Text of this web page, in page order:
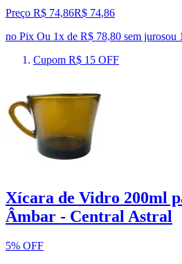
Preço R$ 74,86R$ 74,86
no Pix Ou 1x de R$ 78,80 sem jurosou 1
Cupom R$ 15 OFF
Xícara de Vidro 200ml
Âmbar - Central Astral
5% OFF